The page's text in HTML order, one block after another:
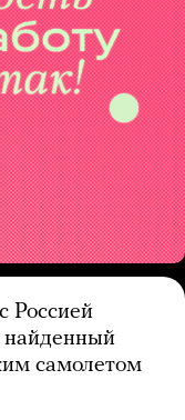
Россией
найденный
самолетом